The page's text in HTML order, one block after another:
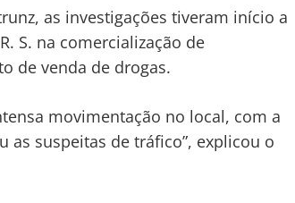
as investigações tiveram início a
S. na comercialização de
de venda de drogas.
movimentação no local, com a
as suspeitas de tráfico”, explicou o